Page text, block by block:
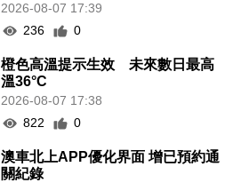
2026-08-07 17:39
236
0
橙色高溫提示生效 未來數日最高
溫36°C
2026-08-07 17:38
822
0
澳車北上APP優化界面 增已預約通
關紀錄